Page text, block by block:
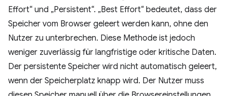
Effort“ und „Persistent“. „Best Effort“ bedeutet, dass der
Speicher vom Browser geleert werden kann, ohne den
Nutzer zu unterbrechen. Diese Methode ist jedoch
weniger zuverlässig für langfristige oder kritische Daten.
Der persistente Speicher wird nicht automatisch geleert,
wenn der Speicherplatz knapp wird. Der Nutzer muss